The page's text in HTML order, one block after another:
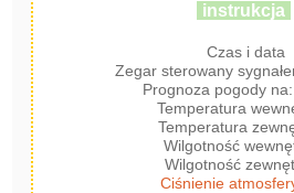
instrukcja
Czas i data
Zegar sterowany
Prognoza pogody
Temperatura
Temperatura
Wilgotność
Wilgotność
Ciśnienie